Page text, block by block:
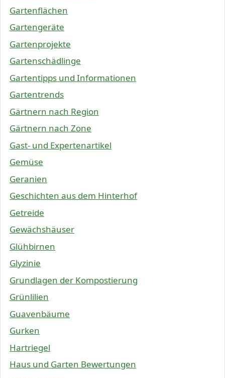
Gartenflächen
Gartengeräte
Gartenprojekte
Gartenschädlinge
Gartentipps und Informationen
Gartentrends
Gärtnern nach Region
Gärtnern nach Zone
Gast- und Expertenartikel
Gemüse
Geranien
Geschichten aus dem Hinterhof
Getreide
Gewächshäuser
Glühbirnen
Glyzinie
Grundlagen der Kompostierung
Grünlilien
Guavenbäume
Gurken
Hartriegel
Haus und Garten Bewertungen